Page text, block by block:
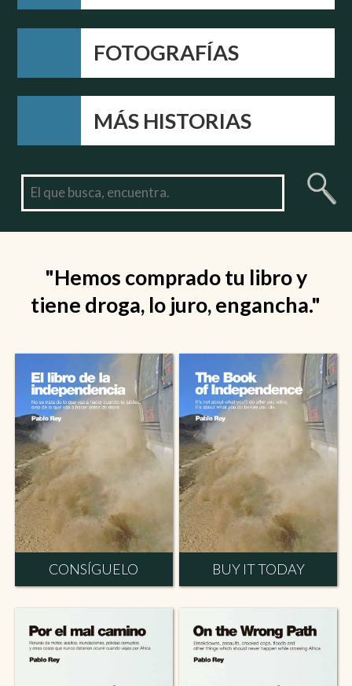
FOTOGRAFÍAS
MÁS HISTORIAS
"Hemos comprado tu libro y
tiene droga, lo juro, engancha."
CONSÍGUELO BUY IT TODAY